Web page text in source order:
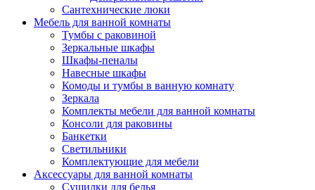
Сантехнические люки
Мебель для ванной комнаты
Тумбы с раковиной
Зеркальные шкафы
Шкафы-пеналы
Навесные шкафы
Комоды и тумбы в ванную комнату
Зеркала
Комплекты мебели для ванной комнаты
Консоли для раковины
Банкетки
Светильники
Комплектующие для мебели
Аксессуары для ванной комнаты
Сушилки для белья